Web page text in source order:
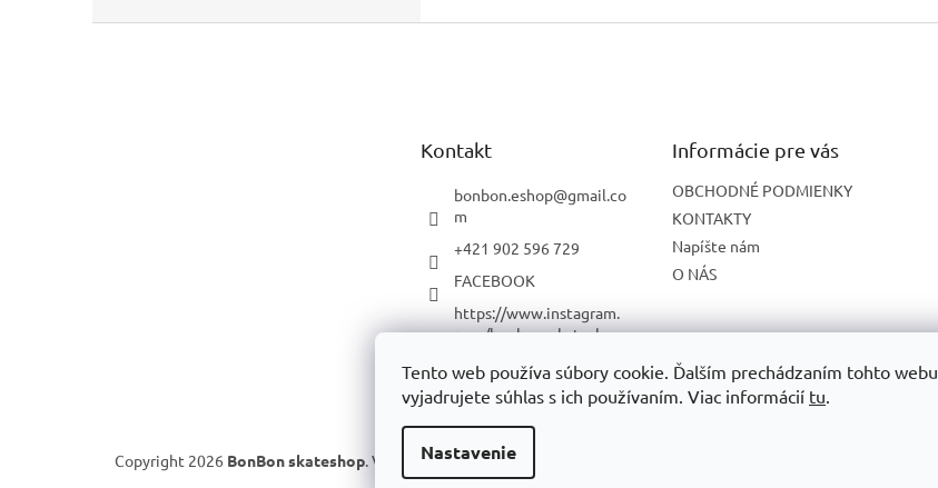
Tento web používa súbory cookie. Ďalším prechádzaním tohto webu
vyjadrujete súhlas s ich používaním. Viac informácií tu.
Nastavenie
Kontakt
bonbon.eshop@gmail.co
m
+421 902 596 729
FACEBOOK
https://www.instagram.
com/bonbon_skatesho
YOUTUBE
Informácie pre vás
OBCHODNÉ PODMIENKY
KONTAKTY
Napíšte nám
O NÁS
Copyright 2026 BonBon skateshop. Všetky práva vyhradené.